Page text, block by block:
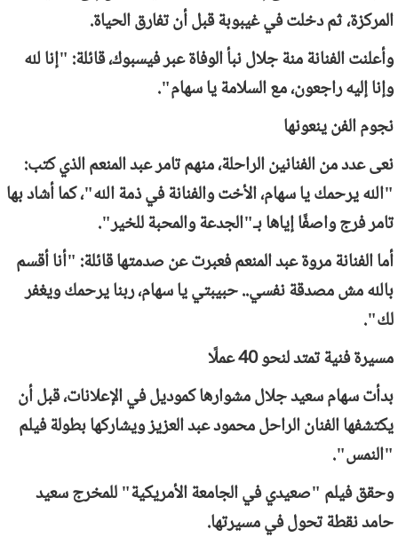
المركزة، ثم دخلت في غيبوبة قبل أن تفارق الحياة.
وأعلنت الفنانة منة جلال نبأ الوفاة عبر فيسبوك، قائلة: "إنا لله
وإنا إليه راجعون، مع السلامة يا سهام".
نجوم الفن ينعونها
نعى عدد من الفنانين الراحلة، منهم تامر عبد المنعم الذي كتب:
"الله يرحمك يا سهام، الأخت والفنانة في ذمة الله"، كما أشاد بها
تامر فرج واصفًا إياها بـ"الجدعة والمحبة للخير".
أما الفنانة مروة عبد المنعم فعبرت عن صدمتها قائلة: "أنا أقسم
بالله مش مصدقة نفسي.. حبيبتي يا سهام، ربنا يرحمك ويغفر
لك".
مسيرة فنية تمتد لنحو 40 عملًا
بدأت سهام سعيد جلال مشوارها كموديل في الإعلانات، قبل أن
يكتشفها الفنان الراحل محمود عبد العزيز ويشاركها بطولة فيلم
"النمس".
وحقق فيلم "صعيدي في الجامعة الأمريكية" للمخرج سعيد
حامد نقطة تحول في مسيرتها.